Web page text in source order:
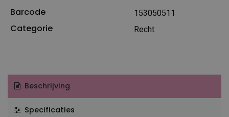
Barcode 153050511
Categorie Recht
Beschrijving
Specificaties